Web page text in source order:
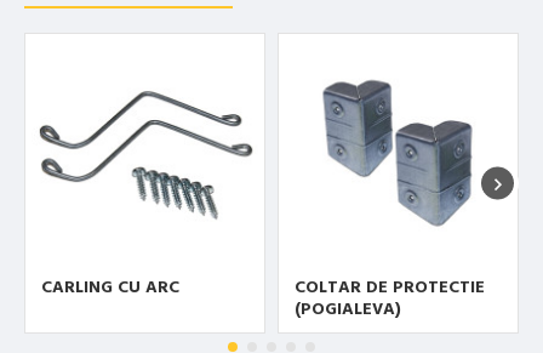
CARLING CU ARC
COLTAR DE PROTECTIE
(POGIALEVA)